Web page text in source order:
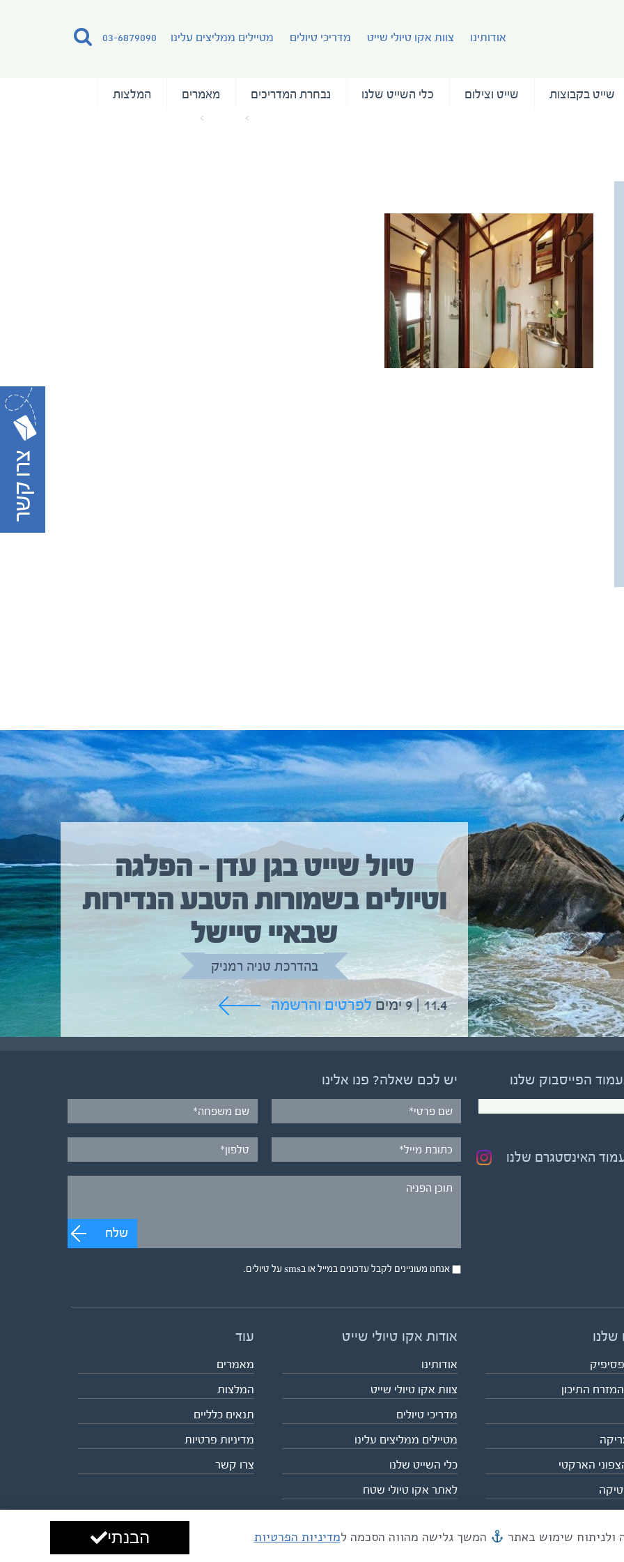
03-6879090 אודותינו צוות אקו טיולי שייט מדריכי טיולים מטיילים ממליצים עלינו
שייט בקבוצות שייט וצילום כלי השייט שלנו נבחרת המדריכים מאמרים המלצות
טיול שייט בגן עדן – הפלגה
וטיולים בשמורות הטבע הנדירות
שבאיי סיישל
בהדרכת טניה רמניק
11.4 | 9 ימים לפרטים והרשמה
טיול שייט מקיף איסלנד
בהדרכת גיל יניב
5.6 | 12 ימים לפרטים והרשמה
הפייסבוק שלנו
האינסטגרם שלנו
יש לכם שאלה? פנו אלינו
שלח
אנחנו מעוניינים לקבל עדכונים במייל או בsms על טיולים.
שלנו
התיכון
הארקטי
אודות אקו טיולי שייט
אודותינו
צוות אקו טיולי שייט
מדריכי טיולים
מטיילים ממליצים עלינו
כלי השייט שלנו
לאתר אקו טיולי שטח
עוד
מאמרים
המלצות
תנאים כלליים
מדיניות פרטיות
צרו קשר
מייל mail@eco.co.il | כתובתנו המסגר 55, תל אביב עיצוב ופיתוח: ביבר גלובל
המשך גלישה מהווה הסכמה למדיניות הפרטיות הבנתי